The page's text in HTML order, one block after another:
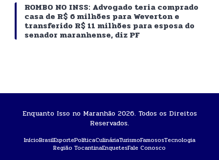
ROMBO NO INSS: Advogado teria comprado
casa de R$ 6 milhões para Weverton e
transferido R$ 11 milhões para esposa do
senador maranhense, diz PF
Enquanto Isso no Maranhão 2026. Todos os Direitos
Reservados.
InícioBrasilEsportePolíticaCulináriaTurismoFamososTecnologia
Região TocantinaEnquetesFale Conosco